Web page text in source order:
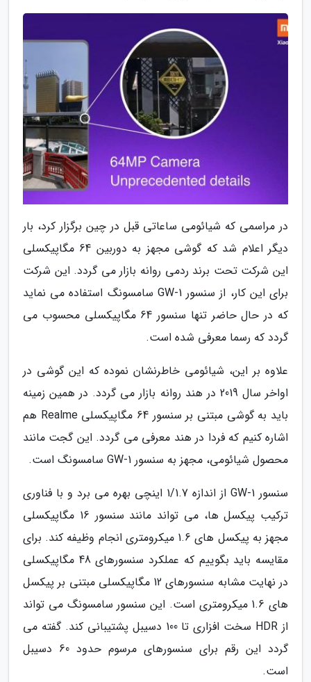
در مراسمی که شیائومی ساعاتی قبل در چین برگزار کرد، بار
دیگر اعلام شد که گوشی مجهز به دوربین 64 مگاپیکسلی
این شرکت تحت برند ردمی روانه بازار می گردد. این شرکت
برای این کار، از سنسور GW-1 سامسونگ استفاده می نماید
که در حال حاضر تنها سنسور 64 مگاپیکسلی محسوب می
گردد که رسما معرفی شده است.
علاوه بر این، شیائومی خاطرنشان نموده که این گوشی در
اواخر سال 2019 در هند روانه بازار می گردد. در همین زمینه
باید به گوشی مبتنی بر سنسور 64 مگاپیکسلی Realme هم
اشاره کنیم که فردا در هند معرفی می گردد. این گجت مانند
محصول شیائومی، مجهز به سنسور GW-1 سامسونگ است.
سنسور GW-1 از اندازه 1/1.7 اینچی بهره می برد و با فناوری
ترکیب پیکسل ها، می تواند مانند سنسور 16 مگاپیکسلی
مجهز به پیکسل های 1.6 میکرومتری انجام وظیفه کند. برای
مقایسه باید بگوییم که عملکرد سنسورهای 48 مگاپیکسلی
در نهایت مشابه سنسورهای 12 مگاپیکسلی مبتنی بر پیکسل
های 1.6 میکرومتری است. این سنسور سامسونگ می تواند
از HDR سخت افزاری تا 100 دسیبل پشتیبانی کند. گفته می
گردد این رقم برای سنسورهای مرسوم حدود 60 دسیبل
است.